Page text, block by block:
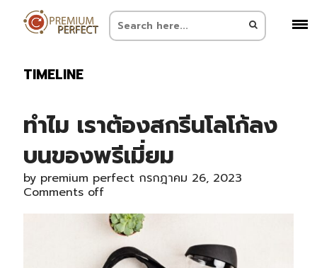
TIMELINE
ทำไม เราต้องสกรีนโลโก้ลง
บนของพรีเมี่ยม
by premium perfect กรกฎาคม 26, 2023
Comments off